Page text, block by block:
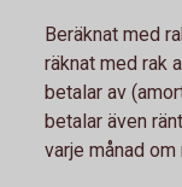
Beräknat med
räknat med rak
betalar av
betalar även
varje månad om